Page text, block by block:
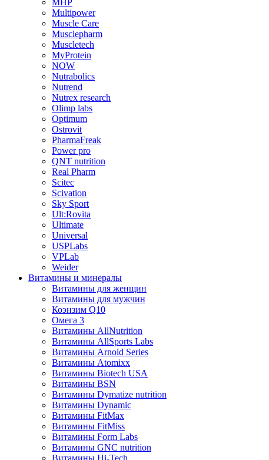
Multipower
Muscle Care
Musclepharm
Muscletech
MyProtein
NOW
Nutrabolics
Nutrend
Nutrex research
Olimp labs
Optimum
Ostrovit
PharmaFreak
Power pro
QNT nutrition
Real Pharm
Scitec
Scivation
Sky Sport
Ult:Rovita
Ultimate
Universal
USPLabs
VPLab
Weider
Витамины и минералы
Витамины для женщин
Витамины для мужчин
Коэнзим Q10
Омега 3
Витамины AllNutrition
Витамины AllSports Labs
Витамины Arnold Series
Витамины Atomixx
Витамины Biotech USA
Витамины BSN
Витамины Dymatize nutrition
Витамины Dynamic
Витамины FitMax
Витамины FitMiss
Витамины Form Labs
Витамины GNC nutrition
Витамины Hi-Tech